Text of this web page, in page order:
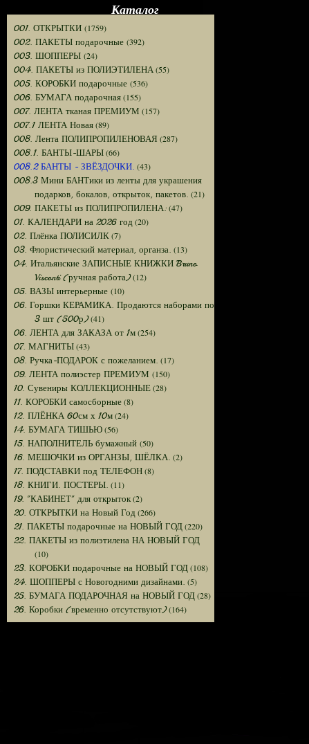
Каталог
001. ОТКРЫТКИ (1759)
002. ПАКЕТЫ подарочные (392)
003. ШОППЕРЫ (24)
004. ПАКЕТЫ из ПОЛИЭТИЛЕНА(55)
005. КОРОБКИ подарочные (536)
006. БУМАГА подарочная(155)
007. ЛЕНТА тканая ПРЕМИУМ (157)
007.1 ЛЕНТА Новая(89)
008. Лента ПОЛИПРОПИЛЕНОВАЯ (287)
008.1. БАНТЫ-ШАРЫ(66)
008.2 БАНТЫ - ЗВЁЗДОЧКИ. (43)
008.3 Мини БАНТики из ленты для украшения
подарков, бокалов, открыток, пакетов. (21)
009. ПАКЕТЫ из ПОЛИПРОПИЛЕНА:(47)
01. КАЛЕНДАРИ на 2026 год (20)
02. Плёнка ПОЛИСИЛК(7)
03. Флористический материал, органза. (13)
04. Итальянские ЗАПИСНЫЕ КНИЖКИ Bruno
Visconti (ручная работа)(12)
05. ВАЗЫ интерьерные (10)
06. Горшки КЕРАМИКА. Продаются наборами по
3 шт (500р)(41)
06. ЛЕНТА для ЗАКАЗА от 1м(254)
07. МАГНИТЫ(43)
08. Ручка-ПОДАРОК с пожеланием. (17)
09. ЛЕНТА полиэстер ПРЕМИУМ (150)
10. Сувениры КОЛЛЕКЦИОННЫЕ(28)
11. КОРОБКИ самосборные(8)
12. ПЛЁНКА 60см х 10м(24)
14. БУМАГА ТИШЬЮ(56)
15. НАПОЛНИТЕЛЬ бумажный (50)
16. МЕШОЧКИ из ОРГАНЗЫ, ШЁЛКА. (2)
17. ПОДСТАВКИ под ТЕЛЕФОН(8)
18. КНИГИ. ПОСТЕРЫ. (11)
19. "КАБИНЕТ" для открыток(2)
20. ОТКРЫТКИ на Новый Год (266)
21. ПАКЕТЫ подарочные на НОВЫЙ ГОД(220)
22. ПАКЕТЫ из полиэтилена НА НОВЫЙ ГОД
(10)
23. КОРОБКИ подарочные на НОВЫЙ ГОД(108)
24. ШОППЕРЫ с Новогодними дизайнами. (5)
25. БУМАГА ПОДАРОЧНАЯ на НОВЫЙ ГОД(28)
26. Коробки (временно отсутствуют)(164)